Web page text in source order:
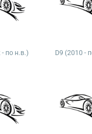
- по н.в.) D9 (2010 -